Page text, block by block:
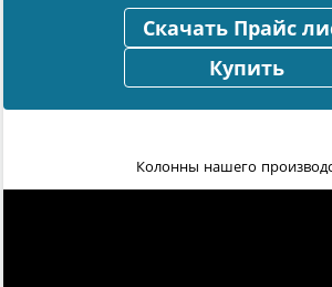
Скачать Прайс
Купить
Колонны нашего